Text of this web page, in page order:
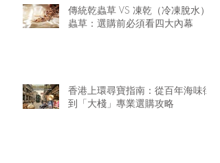
傳統乾蟲草 VS 凍乾（冷凍脫水）
蟲草：選購前必須看四大內幕
香港上環尋寶指南：從百年海味街
到「大棧」專業選購攻略